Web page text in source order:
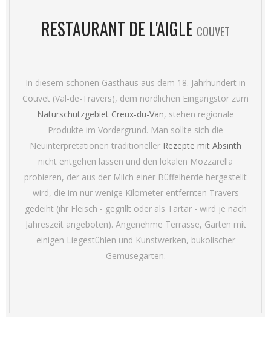
RESTAURANT DE L'AIGLE COUVET
In diesem schönen Gasthaus aus dem 18. Jahrhundert in
Couvet (Val-de-Travers), dem nördlichen Eingangstor zum
Naturschutzgebiet Creux-du-Van, stehen regionale
Produkte im Vordergrund. Man sollte sich die
Neuinterpretationen traditioneller Rezepte mit Absinth
nicht entgehen lassen und den lokalen Mozzarella
probieren, der aus der Milch einer Büffelherde hergestellt
wird, die im nur wenige Kilometer entfernten Travers
gedeiht (ihr Fleisch - gegrillt oder als Tartar - wird je nach
Jahreszeit angeboten). Angenehme Terrasse, Garten mit
einigen Liegestühlen und Kunstwerken, bukolischer
Gemüsegarten.